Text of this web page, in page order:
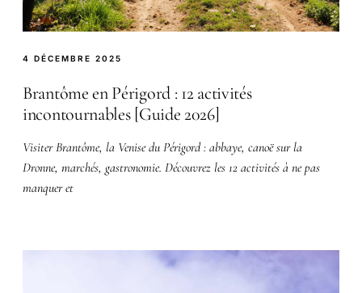
4 DÉCEMBRE 2025
Brantôme en Périgord : 12 activités
incontournables [Guide 2026]
Visiter Brantôme, la Venise du Périgord : abbaye, canoë sur la
Dronne, marchés, gastronomie. Découvrez les 12 activités à ne pas
manquer et